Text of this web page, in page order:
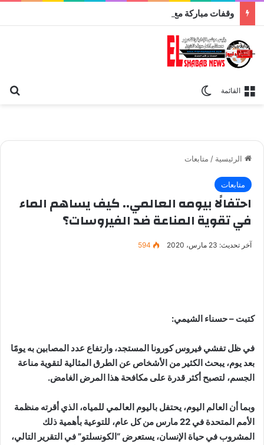
القائمة
الرئيسية / متابعات
متابعات
احتفالًا بيومه العالمي.. كيف يساهم الماء
في تقوية المناعة ضد الفيروسات؟
آخر تحديث: 23 مارس، 2020 594
كتبت – حسناء الشيمي:
في ظل تفشي فيروس كورونا المستجد، وارتفاع عدد المصابين به يومًا
بعد يوم، يبحث الكثير من الأشخاص عن الطرق المثالية لتقوية مناعة
الجسم، لتصبح أكثر قدرة على مكافحة هذا المرض الغامض.
وبما أن العالم اليوم، يحتفل باليوم العالمي للمياه، الذي أقرته منظمة
الأمم المتحدة في 22 مارس من كل عام، للتوعية بأهمية ذلك
المشروب في حياة الإنسان، يستعرض “الكونسلتو” في التقرير التالي،